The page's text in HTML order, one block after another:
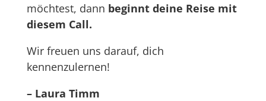
möchtest, dann beginnt deine Reise mit
diesem Call.
Wir freuen uns darauf, dich
kennenzulernen!
– Laura Timm